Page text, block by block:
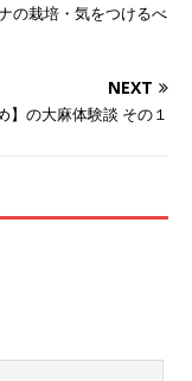
の栽培・気をつけるべ
NEXT
】の大麻体験談 その１